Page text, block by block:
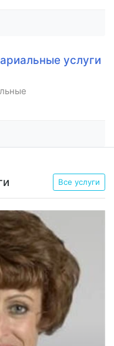
услуги
Все услуги